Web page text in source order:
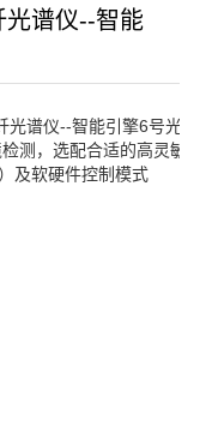
谱仪--智能
光谱仪--智能引擎6号光电
测，选配合适的高灵敏
及软硬件控制模式